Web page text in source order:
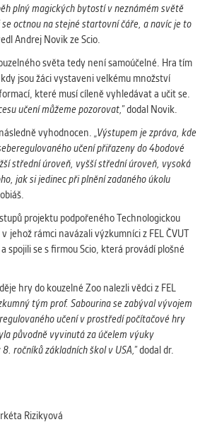
plný magických bytostí v neznámém světě
octnou na stejné startovní čáře, a navíc je to
Andrej Novik ze Scio.
světa tedy není samoúčelné. Hra tím
jsou žáci vystaveni velkému množství
které musí cíleně vyhledávat a učit se.
učení můžeme pozorovat,”dodal Novik.
vyhodnocen. „Výstupem je zpráva, kde
učení přiřazeny do 4bodové
střední úroveň, vyšší střední úroveň, vysoká
jak si jedinec při plnění zadaného úkolu
projektu podpořeného Technologickou
v jehož rámci navázali výzkumníci z FEL ČVUT
spojili se s firmou Scio, která provádí plošné
hry do kouzelné Zoo nalezli vědci z FEL
tým prof. Sabourina se zabýval vývojem
učení v prostředí počítačové hry
původně vyvinutá za účelem výuky
ročníků základních škol v USA,”dodal dr.
Rizikyová